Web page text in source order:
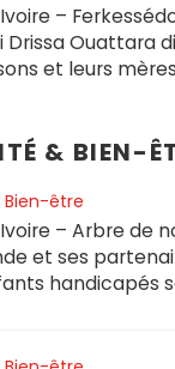
–
Ouattara dit
et leurs mères
& BIEN-
Bien-être
– Arbre de
et ses
handicapés